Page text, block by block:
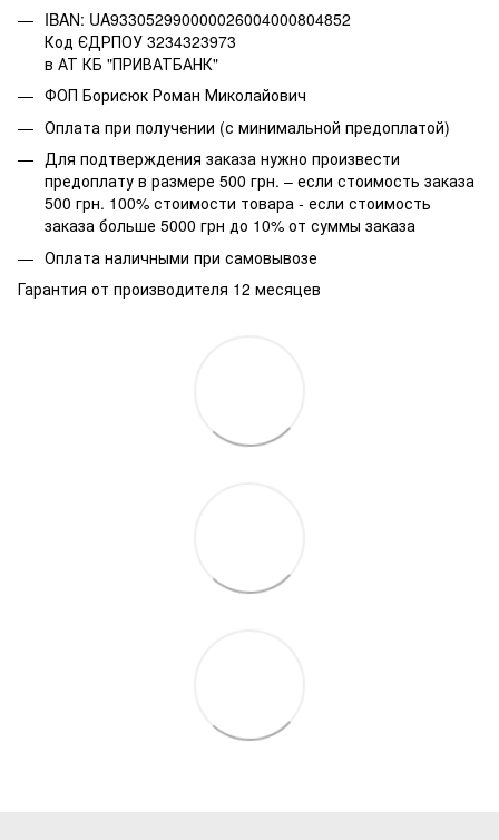
IBAN: UA933052990000026004000804852
Код ЄДРПОУ 3234323973
в АТ КБ "ПРИВАТБАНК"
ФОП Борисюк Роман Миколайович
Оплата при получении (с минимальной предоплатой)
Для подтверждения заказа нужно произвести
предоплату в размере 500 грн. – если стоимость заказа
500 грн. 100% стоимости товара - если стоимость
заказа больше 5000 грн до 10% от суммы заказа
Оплата наличными при самовывозе
Гарантия от производителя 12 месяцев